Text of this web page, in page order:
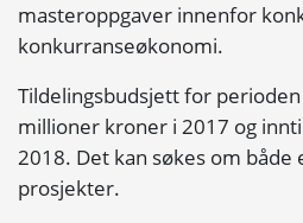
masteroppgaver innenfor
konkurranseøkonomi.
Tildelingsbudsjett for
millioner kroner i 2017 og
2018. Det kan søkes om både
prosjekter.